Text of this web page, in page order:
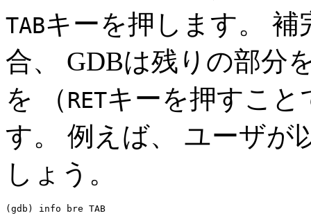
TABキーを押します。
合、 GDBは残りの部分
を （ RETキーを押すこと
す。 例えば、 ユーザが
しょう。
(gdb) info bre TAB